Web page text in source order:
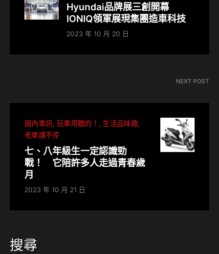
Hyundai品牌展三創開幕
IONIQ領軍展現集團造車科技
2023 年 10 月 20 日
NEXT POST
國內車訊 玩車用聽的！
生活品味趣
老車講不停
七、八年級生一定認識勁
戰！ 它陪許多人走過青春歲
月
2023 年 10 月 21 日
搜尋